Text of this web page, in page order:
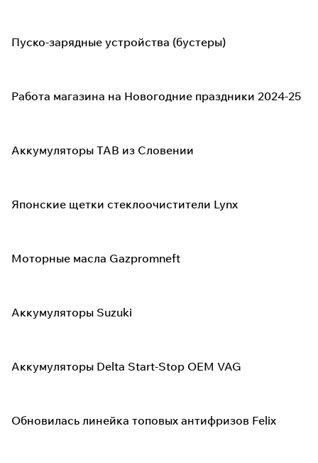
Пуско-зарядные устройства (бустеры)
Работа магазина на Новогодние праздники 2024-25
Аккумуляторы TAB из Словении
Японские щетки стеклоочистители Lynx
Моторные масла Gazpromneft
Аккумуляторы Suzuki
Аккумуляторы Delta Start-Stop OEM VAG
Обновилась линейка топовых антифризов Felix